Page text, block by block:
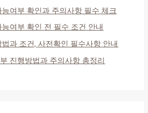
여부 확인과 주의사항 필수 체크
여부 확인 전 필수 조건 안내
과 조건, 사전확인 필수사항 안내
진행방법과 주의사항 총정리